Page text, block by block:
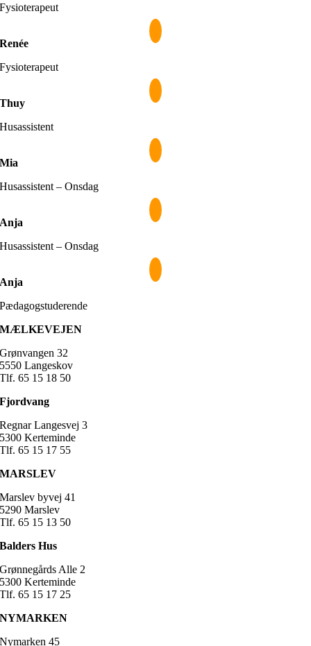
Fysioterapeut
Renée
Fysioterapeut
Thuy
Husassistent
Mia
Husassistent – Onsdag
Anja
Husassistent – Onsdag
Anja
Pædagogstuderende
MÆLKEVEJEN
Grønvangen 32
5550 Langeskov
Tlf. 65 15 18 50
Fjordvang
Regnar Langesvej 3
5300 Kerteminde
Tlf. 65 15 17 55
MARSLEV
Marslev byvej 41
5290 Marslev
Tlf. 65 15 13 50
Balders Hus
Grønnegårds Alle 2
5300 Kerteminde
Tlf. 65 15 17 25
NYMARKEN
Nymarken 45